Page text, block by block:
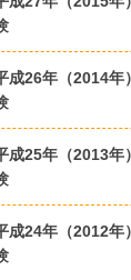
成26年（2014年
成25年（2013年
成24年（2012年